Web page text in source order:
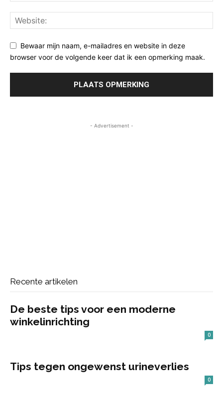
Bewaar mijn naam, e-mailadres en website in deze
browser voor de volgende keer dat ik een opmerking maak.
- Advertisement -
Recente artikelen
De beste tips voor een moderne
winkelinrichting
0
Tips tegen ongewenst urineverlies
0